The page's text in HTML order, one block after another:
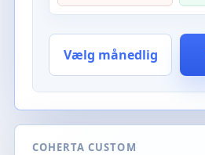
Vælg månedlig
COHERTA CUSTOM